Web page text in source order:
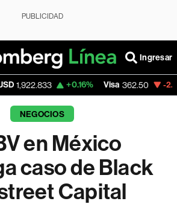
PUBLICIDAD
Ingresar
+0.16% Visa 362.50 -2.15%
NEGOCIOS
en México
caso de Black
Capital